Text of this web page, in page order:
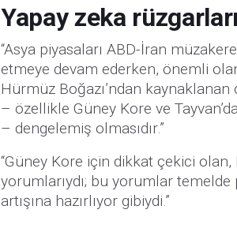
Yapay zeka
“Asya piyasaları ABD-İran
etmeye devam ederken, önemli
Hürmüz Boğazı’ndan
– özellikle Güney Kore ve
– dengelemiş olmasıdır.”
“Güney Kore için dikkat çekici
yorumlarıydı; bu yorumlar
artışına hazırlıyor gibiydi.”